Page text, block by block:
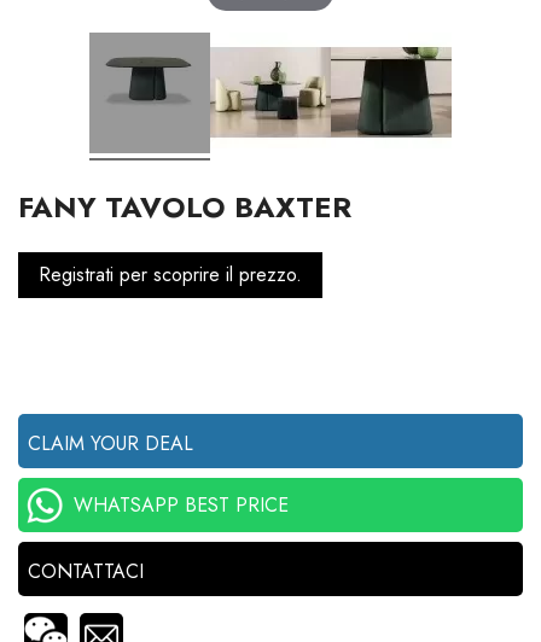
FANY TAVOLO BAXTER
Registrati per scoprire il prezzo.
CLAIM YOUR DEAL
WHATSAPP BEST PRICE
CONTATTACI